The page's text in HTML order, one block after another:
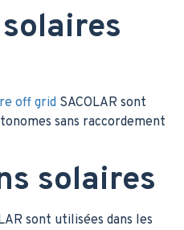
off grid SACOLAR sont
sans raccordement
solaires
sont utilisées dans les